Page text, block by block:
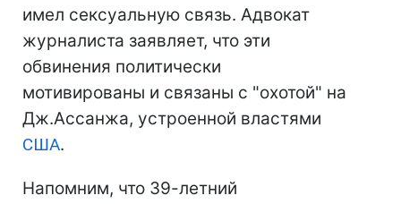
имел сексуальную связь. Адвокат
журналиста заявляет, что эти
обвинения политически
мотивированы и связаны с "охотой" на
Дж.Ассанжа, устроенной властями
США.
Напомним, что 39-летний